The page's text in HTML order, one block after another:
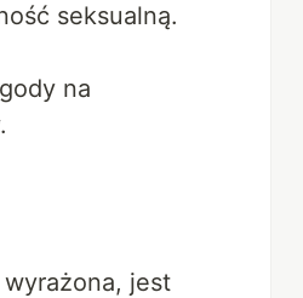
seksualną.
na
jest